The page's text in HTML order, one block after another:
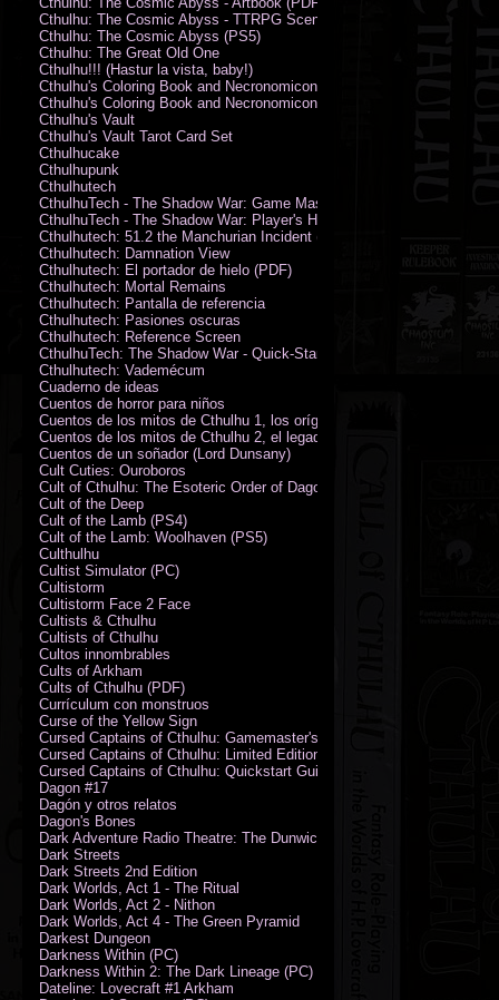
Cthulhu: The Cosmic Abyss - TTRPG Scenario - Arkham Horror (PDF)
Cthulhu: The Cosmic Abyss (PS5)
Cthulhu: The Great Old One
Cthulhu!!! (Hastur la vista, baby!)
Cthulhu's Coloring Book and Necronomicon of Sunny Day Doings
Cthulhu's Coloring Book and Necronomicon of Sunny Day Doings New
Cthulhu's Vault
Cthulhu's Vault Tarot Card Set
Cthulhucake
Cthulhupunk
Cthulhutech
CthulhuTech - The Shadow War: Game Master's Guide (PDF)
CthulhuTech - The Shadow War: Player's Handbook (PDF)
Cthulhutech: 51.2 the Manchurian Incident (PDF)
Cthulhutech: Damnation View
Cthulhutech: El portador de hielo (PDF)
Cthulhutech: Mortal Remains
Cthulhutech: Pantalla de referencia
Cthulhutech: Pasiones oscuras
Cthulhutech: Reference Screen
CthulhuTech: The Shadow War - Quick-Start Rules (PDF)
Cthulhutech: Vademécum
Cuaderno de ideas
Cuentos de horror para niños
Cuentos de los mitos de Cthulhu 1, los orígenes
Cuentos de los mitos de Cthulhu 2, el legado
Cuentos de un soñador (Lord Dunsany)
Cult Cuties: Ouroboros
Cult of Cthulhu: The Esoteric Order of Dagon Vol.1: Book One
Cult of the Deep
Cult of the Lamb (PS4)
Cult of the Lamb: Woolhaven (PS5)
Culthulhu
Cultist Simulator (PC)
Cultistorm
Cultistorm Face 2 Face
Cultists & Cthulhu
Cultists of Cthulhu
Cultos innombrables
Cults of Arkham
Cults of Cthulhu (PDF)
Currículum con monstruos
Curse of the Yellow Sign
Cursed Captains of Cthulhu: Gamemaster's Toolkit & Dice
Cursed Captains of Cthulhu: Limited Edition
Cursed Captains of Cthulhu: Quickstart Guide (PDF)
Dagon #17
Dagón y otros relatos
Dagon's Bones
Dark Adventure Radio Theatre: The Dunwich Horror - Audio CD with
Dark Streets
Dark Streets 2nd Edition
Dark Worlds, Act 1 - The Ritual
Dark Worlds, Act 2 - Nithon
Dark Worlds, Act 4 - The Green Pyramid
Darkest Dungeon
Darkness Within (PC)
Darkness Within 2: The Dark Lineage (PC)
Dateline: Lovecraft #1 Arkham